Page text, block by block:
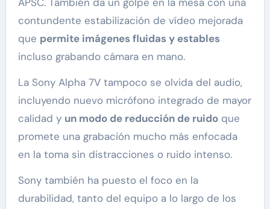
contundente estabilización de vídeo mejorada
que permite imágenes fluidas y estables
incluso grabando cámara en mano.
La Sony Alpha 7V tampoco se olvida del audio,
incluyendo nuevo micrófono integrado de mayor
calidad y un modo de reducción de ruidoque
promete una grabación mucho más enfocada
en la toma sin distracciones o ruido intenso.
Sony también ha puesto el foco en la
durabilidad, tanto del equipo a lo largo de los